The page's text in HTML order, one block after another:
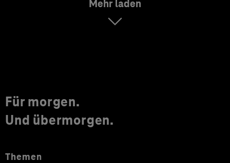
Mehr laden
Für morgen.
Und übermorgen.
Themen